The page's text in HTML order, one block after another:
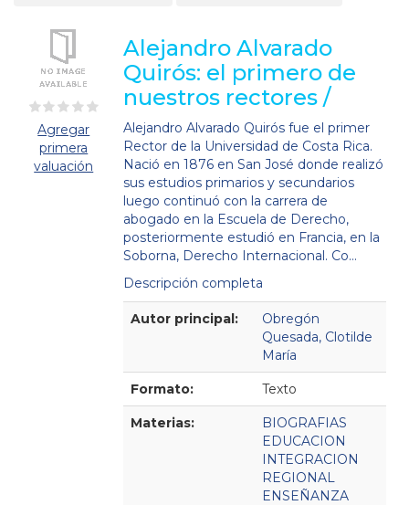
Agregar
primera
valuación
Alejandro Alvarado
Quirós: el primero de
nuestros rectores /
Alejandro Alvarado Quirós fue el primer
Rector de la Universidad de Costa Rica.
Nació en 1876 en San José donde realizó
sus estudios primarios y secundarios
luego continuó con la carrera de
abogado en la Escuela de Derecho,
posteriormente estudió en Francia, en la
Soborna, Derecho Internacional. Co...
Descripción completa
Detalles Bibliográficos
Autor principal:
Obregón
Quesada, Clotilde
María
Formato: Texto
Materias:
BIOGRAFIAS
EDUCACION
INTEGRACION
REGIONAL
ENSEÑANZA